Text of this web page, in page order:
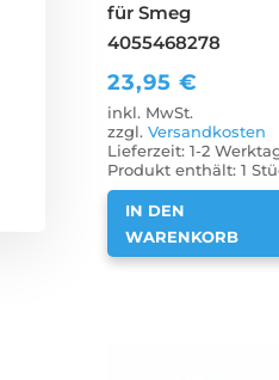
für Smeg
4055468278
23,95 €
inkl. MwSt.
zzgl. Versandkosten
Lieferzeit: 1-2
Produkt enthält: 1
IN DEN
WARENKORB